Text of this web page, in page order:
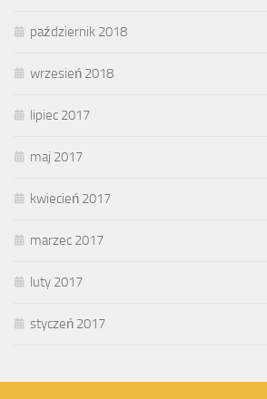
październik 2018
wrzesień 2018
lipiec 2017
maj 2017
kwiecień 2017
marzec 2017
luty 2017
styczeń 2017